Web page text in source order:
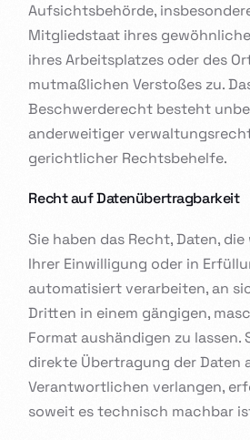
Aufsichtsbehörde,
Mitgliedstaat ihres
ihres Arbeitsplatzes oder des
mutmaßlichen Verstoßes zu.
Beschwerderecht besteht
anderweitiger
gerichtlicher Rechtsbehelfe.
Recht auf Daten­übertrag­barkeit
Sie haben das Recht, Daten,
Ihrer Einwilligung oder in
automatisiert verarbeiten, an
Dritten in einem gängigen,
Format aushändigen zu lassen.
direkte Übertragung der Daten
Verantwortlichen verlangen,
soweit es technisch machbar